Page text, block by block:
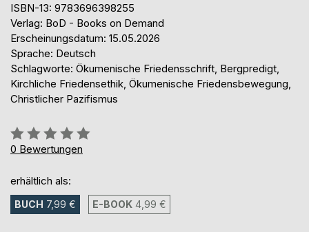
ISBN-13: 9783696398255
Verlag: BoD - Books on Demand
Erscheinungsdatum: 15.05.2026
Sprache: Deutsch
Schlagworte: Ökumenische Friedensschrift, Bergpredigt,
Kirchliche Friedensethik, Ökumenische Friedensbewegung,
Christlicher Pazifismus
Bewertung::
0%
0 Bewertungen
erhältlich als:
BUCH 7,99 € E-BOOK 4,99 €